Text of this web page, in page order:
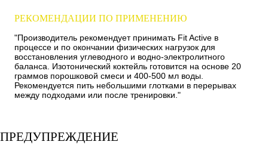
РЕКОМЕНДАЦИИ ПО ПРИМЕНЕНИЮ
"Производитель рекомендует принимать Fit Active в
процессе и по окончании физических нагрузок для
восстановления углеводного и водно-электролитного
баланса. Изотонический коктейль готовится на основе 20
граммов порошковой смеси и 400-500 мл воды.
Рекомендуется пить небольшими глотками в перерывах
между подходами или после тренировки."
ПРЕДУПРЕЖДЕНИЕ